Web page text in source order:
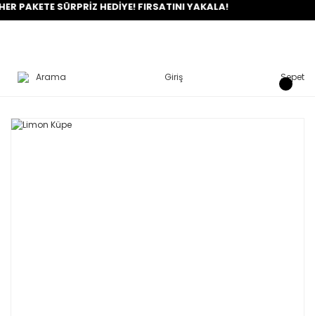
SÜRPRİZ HEDİYE! FIRSATINI YAKALA!
Arama Giriş Sepet